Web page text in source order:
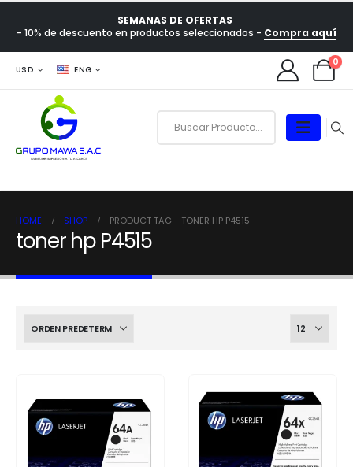
SEMANAS DE OFERTAS
- 10% de descuento en productos seleccionados - Compra aquí
USD ENG
0
HOME SHOP PRODUCT TAG - TONER HP P4515
toner hp P4515